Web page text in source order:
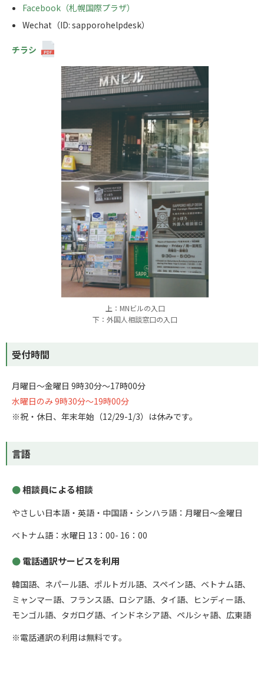
Facebook（札幌国際プラザ）
Wechat（ID: sapporohelpdesk）
チラシ
上：MNビルの入口
下：外国人相談窓口の入口
受付時間
月曜日～金曜日 9時30分～17時00分
水曜日のみ 9時30分～19時00分
※祝・休日、年末年始（12/29-1/3）は休みです。
言語
相談員による相談
やさしい日本語・英語・中国語・シンハラ語：月曜日～金曜日
ベトナム語：水曜日 13：00- 16：00
電話通訳サービスを利用
韓国語、ネパール語、ポルトガル語、スペイン語、ベトナム語、
ミャンマー語、フランス語、ロシア語、タイ語、ヒンディー語、
モンゴル語、タガログ語、インドネシア語、ペルシャ語、広東語
※電話通訳の利用は無料です。